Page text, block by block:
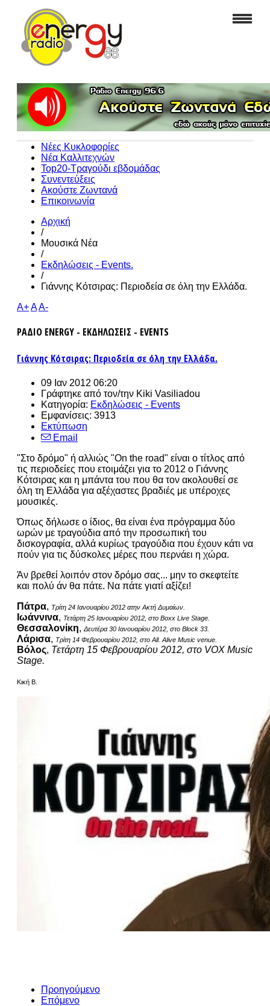
Νέες Κυκλοφορίες
Νέα Καλλιτεχνών
Top20-Τραγούδι εβδομάδας
Συνεντεύξεις
Ακούστε Ζωντανά
Επικοινωνία
Αρχική
/
Μουσικά Νέα
/
Εκδηλώσεις - Events.
/
Γιάννης Κότσιρας: Περιοδεία σε όλη την Ελλάδα.
A+AA-
ΡΑΔΙΟ ENERGY - ΕΚΔΗΛΩΣΕΙΣ - EVENTS
Γιάννης Κότσιρας: Περιοδεία σε όλη την Ελλάδα.
09 Ιαν 2012 06:20
Γράφτηκε από τον/την Kiki Vasiliadou
Κατηγορία: Εκδηλώσεις - Events
Εμφανίσεις: 3913
Εκτύπωση
Email
"Στο δρόμο" ή αλλιώς "On the road" είναι ο τίτλος από
τις περιοδείες που ετοιμάζει για το 2012 ο Γιάννης
Κότσιρας και η μπάντα του που θα τον ακολουθεί σε
όλη τη Ελλάδα για αξέχαστες βραδιές με υπέροχες
μουσικές.
Όπως δήλωσε ο ίδιος, θα είναι ένα πρόγραμμα δύο
ωρών με τραγούδια από την προσωπική του
δισκογραφία, αλλά κυρίως τραγούδια που έχουν κάτι να
πούν για τις δύσκολες μέρες που περνάει η χώρα.
Άν βρεθεί λοιπόν στον δρόμο σας... μην το σκεφτείτε
και πολύ άν θα πάτε. Να πάτε γιατί αξίζει!
Πάτρα, Τρίτη 24 Ιανουαρίου 2012 ατην Ακτή Δυμαίων.
Ιωάννινα, Τετάρτη 25 Ιανουαρίου 2012, στο Boxx Live Stage.
Θεσσαλονίκη, Δευτέρα 30 Ιανουαρίου 2012, στο Block 33.
Λάρισα, Τρίτη 14 Φεβρουαρίου 2012, στο All. Alive Music venue.
Βόλος, Τετάρτη 15 Φεβρουαρίου 2012, στο VOX Music
Stage.
Κική Β.
Προηγούμενο
Επόμενο